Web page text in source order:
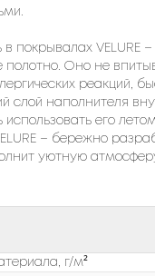
в покрывалах VELURE
полотно. Оно не
реакций,
слой наполнителя
его
– бережно
уютную
г/м²